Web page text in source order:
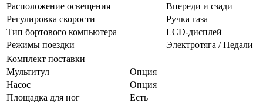
Расположение освещения
Впереди и сзади
Регулировка скорости
Ручка газа
Тип бортового компьютера
LCD-дисплей
Режимы поездки
Электротяга / Педали
Комплект поставки
Мультитул
Опция
Насос
Опция
Площадка для ног
Есть